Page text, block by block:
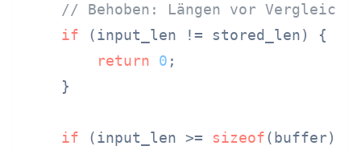
// Behoben: Längen vor Vergleich
if (input_len != stored_len) {
return
0 ;
    }
if (input_len >= sizeof(buffer))